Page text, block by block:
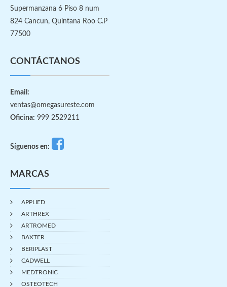
Supermanzana 6 Piso 8 num
824 Cancun, Quintana Roo C.P
77500
CONTÁCTANOS
Email:
ventas@omegasureste.com
Oficina: 999 2529211
Síguenos en:
MARCAS
APPLIED
ARTHREX
ARTROMED
BAXTER
BERIPLAST
CADWELL
MEDTRONIC
OSTEOTECH